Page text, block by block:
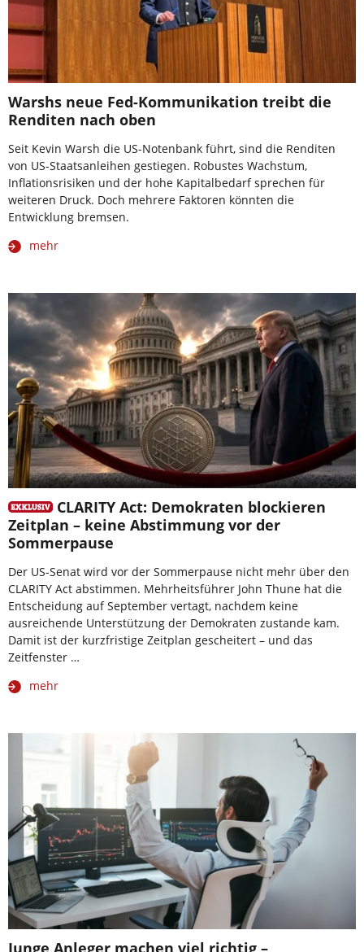
Warshs neue Fed-Kommunikation treibt die
Renditen nach oben
Seit Kevin Warsh die US-Notenbank führt, sind die Renditen
von US-Staatsanleihen gestiegen. Robustes Wachstum,
Inflationsrisiken und der hohe Kapitalbedarf sprechen für
weiteren Druck. Doch mehrere Faktoren könnten die
Entwicklung bremsen.
mehr
CLARITY Act: Demokraten blockieren
Zeitplan – keine Abstimmung vor der
Sommerpause
Der US-Senat wird vor der Sommerpause nicht mehr über den
CLARITY Act abstimmen. Mehrheitsführer John Thune hat die
Entscheidung auf September vertagt, nachdem keine
ausreichende Unterstützung der Demokraten zustande kam.
Damit ist der kurzfristige Zeitplan gescheitert – und das
Zeitfenster …
mehr
Junge Anleger machen viel richtig –